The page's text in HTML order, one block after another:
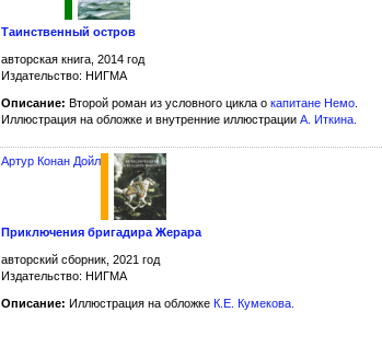
Таинственный остров
авторская книга, 2014 год
Издательство: НИГМА
Описание: Второй роман из условного цикла о капитане Немо
Иллюстрация на обложке и внутренние иллюстрации А. Иткина
Артур Конан Дойл
Приключения бригадира Жерара
авторский сборник, 2021 год
Издательство: НИГМА
Описание: Иллюстрация на обложке К.Е. Кумекова